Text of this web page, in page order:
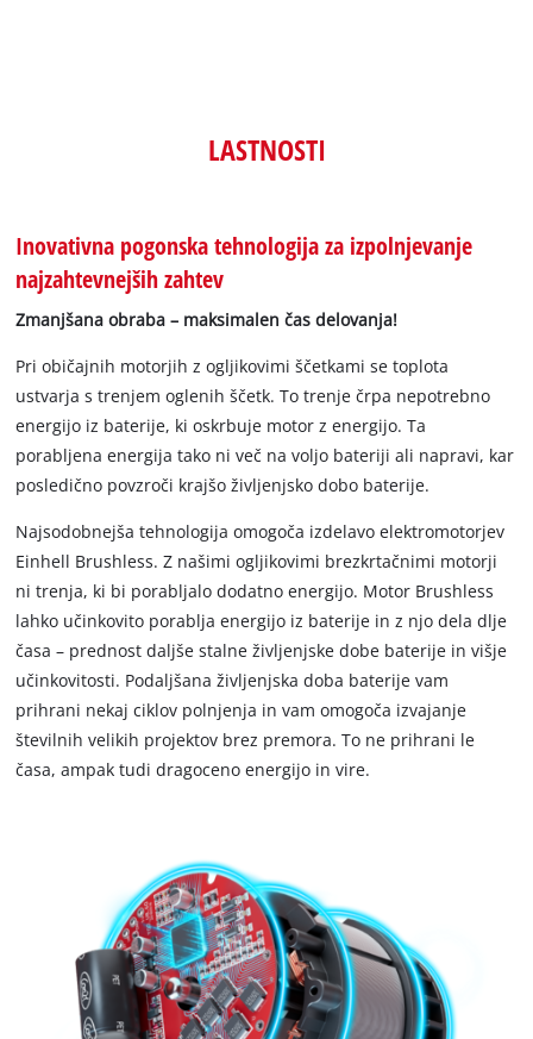
LASTNOSTI
Inovativna pogonska tehnologija za izpolnjevanje
najzahtevnejših zahtev
Zmanjšana obraba – maksimalen čas delovanja!
Pri običajnih motorjih z ogljikovimi ščetkami se toplota
ustvarja s trenjem oglenih ščetk. To trenje črpa nepotrebno
energijo iz baterije, ki oskrbuje motor z energijo. Ta
porabljena energija tako ni več na voljo bateriji ali napravi, kar
posledično povzroči krajšo življenjsko dobo baterije.
Najsodobnejša tehnologija omogoča izdelavo elektromotorjev
Einhell Brushless. Z našimi ogljikovimi brezkrtačnimi motorji
ni trenja, ki bi porabljalo dodatno energijo. Motor Brushless
lahko učinkovito porablja energijo iz baterije in z njo dela dlje
časa – prednost daljše stalne življenjske dobe baterije in višje
učinkovitosti. Podaljšana življenjska doba baterije vam
prihrani nekaj ciklov polnjenja in vam omogoča izvajanje
številnih velikih projektov brez premora. To ne prihrani le
časa, ampak tudi dragoceno energijo in vire.